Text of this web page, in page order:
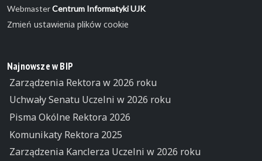
WebmasterCentrum Informatyki UJK
Zmień ustawienia plików cookie
Najnowsze w BIP
Zarządzenia Rektora w 2026 roku
Uchwały Senatu Uczelni w 2026 roku
Pisma Okólne Rektora 2026
Komunikaty Rektora 2025
Zarządzenia Kanclerza Uczelni w 2026 roku